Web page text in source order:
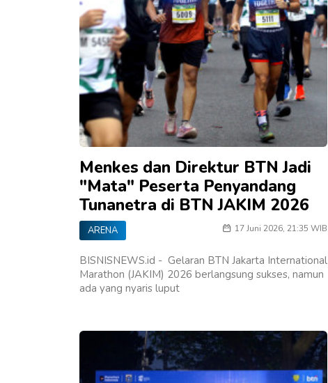
Menkes dan Direktur BTN Jadi
"Mata" Peserta Penyandang
Tunanetra di BTN JAKIM 2026
ARENA 17 Juni 2026, 21:35 WIB
BISNISNEWS.id - Gelaran BTN Jakarta International
Marathon (JAKIM) 2026 berlangsung sukses, namun
ada yang nyaris luput